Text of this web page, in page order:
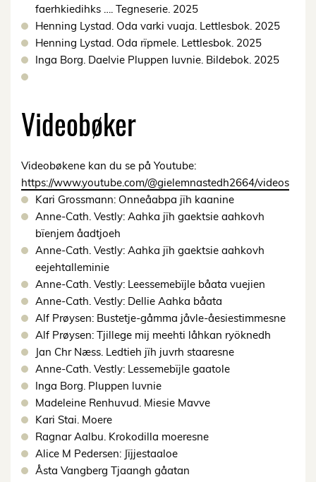
faerhkiedihks …. Tegneserie. 2025
Henning Lystad. Oda varki vuaja. Lettlesbok. 2025
Henning Lystad. Oda rïpmele. Lettlesbok. 2025
Inga Borg. Daelvie Pluppen luvnie. Bildebok. 2025
Videobøker
Videobøkene kan du se på Youtube:
https://www.youtube.com/@gielemnastedh2664/videos
Kari Grossmann: Onneåabpa jïh kaanine
Anne-Cath. Vestly: Aahka jïh gaektsie aahkovh
bïenjem åadtjoeh
Anne-Cath. Vestly: Aahka jïh gaektsie aahkovh
eejehtalleminie
Anne-Cath. Vestly: Leessemebïjle båata vuejien
Anne-Cath. Vestly: Dellie Aahka båata
Alf Prøysen: Bustetje-gåmma jåvle-åesiestimmesne
Alf Prøysen: Tjillege mij meehti låhkan ryöknedh
Jan Chr Næss. Ledtieh jïh juvrh staaresne
Anne-Cath. Vestly: Lessemebïjle gaatole
Inga Borg. Pluppen luvnie
Madeleine Renhuvud. Miesie Mavve
Kari Stai. Moere
Ragnar Aalbu. Krokodilla moeresne
Alice M Pedersen: Jïjjestaaloe
Åsta Vangberg Tjaangh gåatan